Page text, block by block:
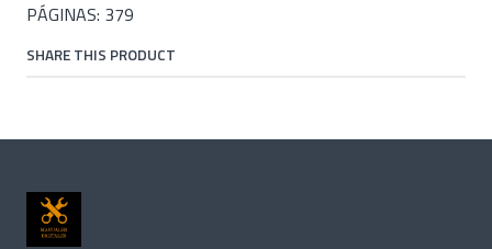
PÁGINAS: 379
SHARE THIS PRODUCT